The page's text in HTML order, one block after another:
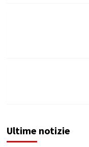
Ultime notizie